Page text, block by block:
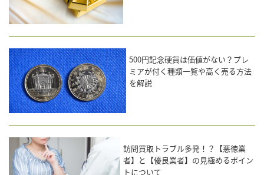
500円記念硬貨は価値がない？プレ
ミアが付く種類一覧や高く売る方法
を解説
訪問買取トラブル多発！？【悪徳業
者】と【優良業者】の見極めるポイン
トについて